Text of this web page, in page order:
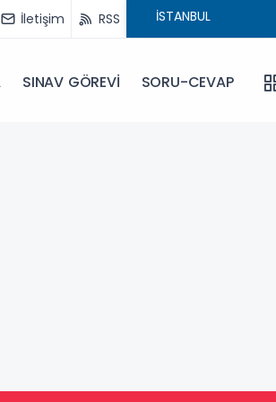
İletişim RSS
SINAV GÖREVİ SORU-CEVAP